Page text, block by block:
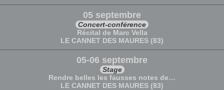
05 septembre
Concert-conférence
Récital de Marc Vella
LE CANNET DES MAURES (83)
05-06 septembre
Stage
Rendre belles les fausses notes de…
LE CANNET DES MAURES (83)